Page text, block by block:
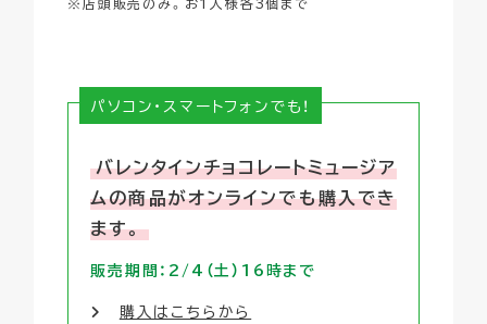
パソコン・スマートフォンでも！
バレンタインチョコレートミュージア
ムの商品がオンラインでも購入でき
ます。
販売期間：2/4（土）16時まで
購入はこちらから